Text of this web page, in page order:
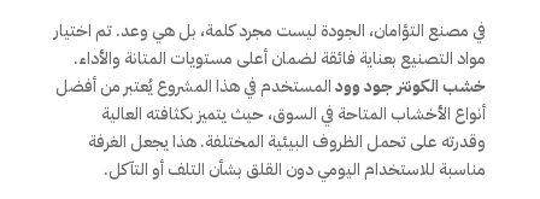
في مصنع التؤامان، الجودة ليست مجرد كلمة، بل هي وعد. تم اختيار
مواد التصنيع بعناية فائقة لضمان أعلى مستويات المتانة والأداء.
خشب الكونتر جود وودالمستخدم في هذا المشروع يُعتبر من أفضل
أنواع الأخشاب المتاحة في السوق، حيث يتميز بكثافته العالية
وقدرته على تحمل الظروف البيئية المختلفة. هذا يجعل الغرفة
مناسبة للاستخدام اليومي دون القلق بشأن التلف أو التآكل.